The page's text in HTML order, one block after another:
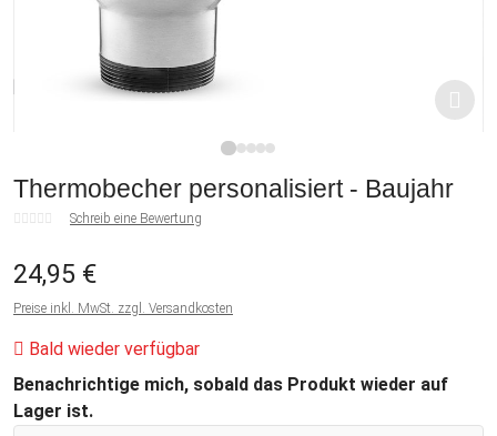
Thermobecher personalisiert - Baujahr
Schreib eine Bewertung
24,95 €
Preise inkl. MwSt. zzgl. Versandkosten
Bald wieder verfügbar
Benachrichtige mich, sobald das Produkt wieder auf
Lager ist.